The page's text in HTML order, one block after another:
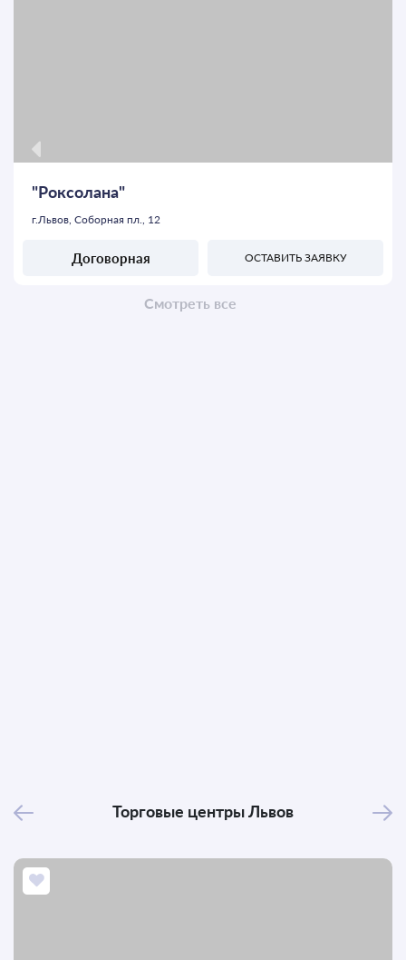
Смотреть все
"Роксолана"
г.Львов, Соборная пл., 12
Договорная ОСТАВИТЬ ЗАЯВКУ
Торговые центрыЛьвов